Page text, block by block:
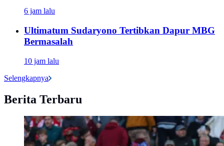
6 jam lalu
Ultimatum Sudaryono Tertibkan Dapur MBG
Bermasalah
10 jam lalu
Selengkapnya
Berita Terbaru